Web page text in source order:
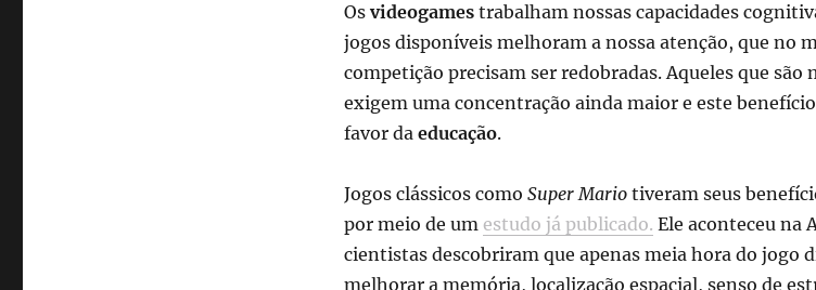
Os videogamestrabalham nossas capacidades
jogos disponíveis melhoram a nossa atenção, que no
competição precisam ser redobradas. Aqueles que são
exigem uma concentração ainda maior e este
favor da educação.
Jogos clássicos como Super Mariotiveram seus
por meio de um estudo já publicado. Ele aconteceu na
cientistas descobriram que apenas meia hora do jogo
melhorar a memória, localização espacial, senso de